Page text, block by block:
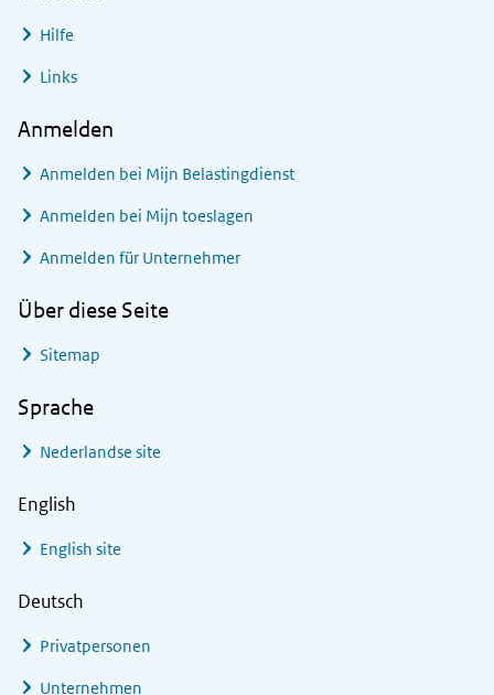
Hilfe
Links
Anmelden
Anmelden bei Mijn Belastingdienst
Anmelden bei Mijn toeslagen
Anmelden für Unternehmer
Über diese Seite
Sitemap
Sprache
Nederlandse site
English
English site
Deutsch
Privatpersonen
Unternehmen